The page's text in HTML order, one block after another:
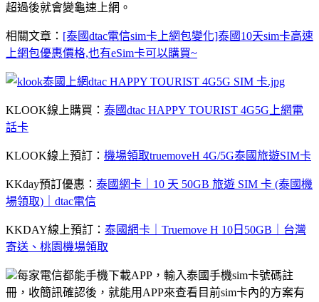
超過後就會變龜速上網。
相關文章： [泰國dtac電信sim卡上網包變化]泰國10天sim卡高速
上網包優惠價格,也有eSim卡可以購買~
KLOOK線上購買： 泰國dtac HAPPY TOURIST 4G5G上網電
話卡
KLOOK線上預訂： 機場領取truemoveH 4G/5G泰國旅遊SIM卡
KKday預訂優惠： 泰國網卡｜10 天 50GB 旅遊 SIM 卡 (泰國機
場領取)｜dtac電信
KKDAY線上預訂： 泰國網卡｜Truemove H 10日50GB｜台灣
寄送、桃園機場領取
每家電信都能手機下載APP，輸入泰國手機sim卡號碼註
冊，收簡訊確認後，就能用APP來查看目前sim卡內的方案有